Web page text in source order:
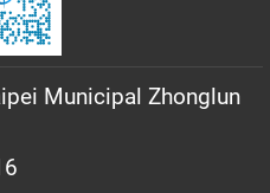
Municipal Zhonglun